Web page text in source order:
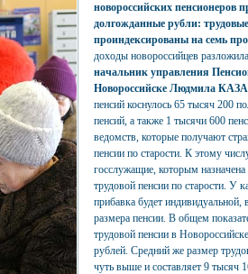
новороссийских пенсионеров
долгожданные рубли:
проиндексированы на семь
доходы новороссийцев
начальник управления
Новороссийске Людмила
пенсий коснулось 65 тысяч 200
пенсий, а также 1 тысячи 600
ведомств, которые получают
пенсии по старости. К этому
госслужащие, которым назначена
трудовой пенсии по старости. У
прибавка будет индивидуальной,
размера пенсии. В общем
трудовой пенсии в
рублей. Средний же размер
чуть выше и составляет 9 тысяч